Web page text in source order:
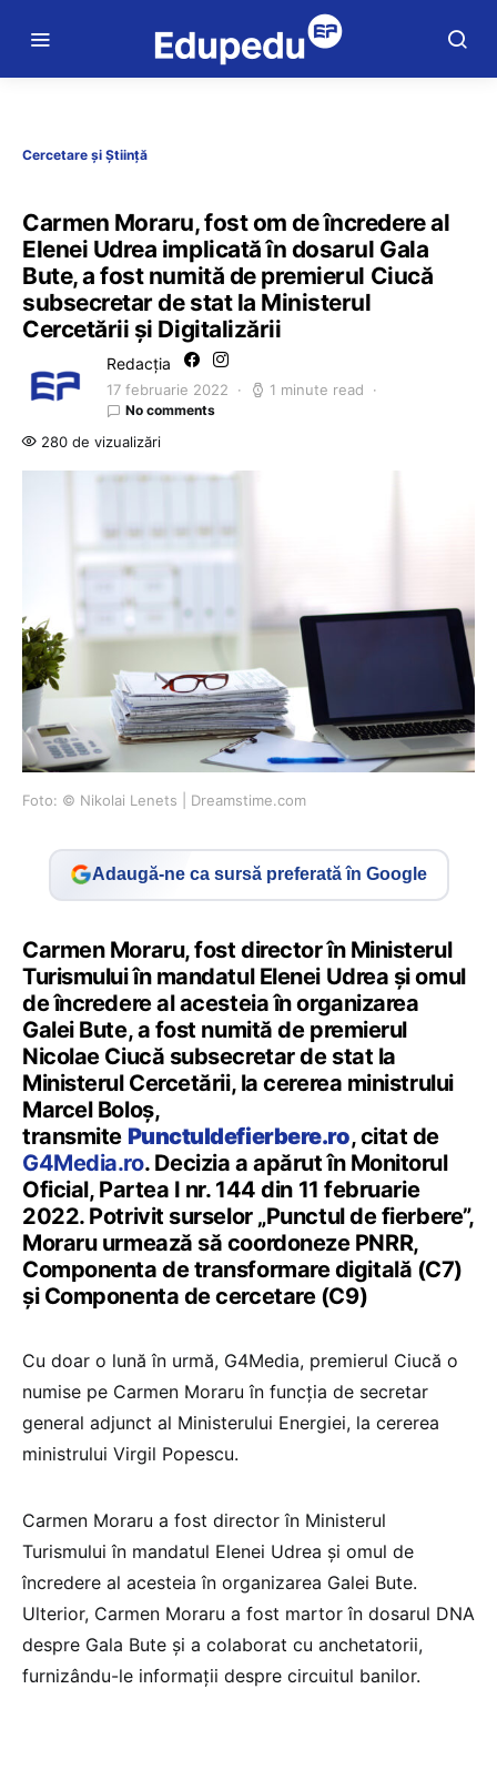
Cercetare și Știință
Carmen Moraru, fost om de încredere al
Elenei Udrea implicată în dosarul Gala
Bute, a fost numită de premierul Ciucă
subsecretar de stat la Ministerul
Cercetării și Digitalizării
Redacția
17 februarie 2022 1 minute read
No comments
280 de vizualizări
Foto: © Nikolai Lenets | Dreamstime.com
Adaugă-ne ca sursă preferată în Google
Carmen Moraru, fost director în Ministerul
Turismului în mandatul Elenei Udrea și omul
de încredere al acesteia în organizarea
Galei Bute, a fost numită de premierul
Nicolae Ciucă subsecretar de stat la
Ministerul Cercetării, la cererea ministrului
Marcel Boloș,
transmite Punctuldefierbere.ro, citat de
G4Media.ro. Decizia a apărut în Monitorul
Oficial, Partea I nr. 144 din 11 februarie
2022. Potrivit surselor „Punctul de fierbere”,
Moraru urmează să coordoneze PNRR,
Componenta de transformare digitală (C7)
și Componenta de cercetare (C9)
Cu doar o lună în urmă, G4Media, premierul Ciucă o
numise pe Carmen Moraru în funcția de secretar
general adjunct al Ministerului Energiei, la cererea
ministrului Virgil Popescu.
Carmen Moraru a fost director în Ministerul
Turismului în mandatul Elenei Udrea și omul de
încredere al acesteia în organizarea Galei Bute.
Ulterior, Carmen Moraru a fost martor în dosarul DNA
despre Gala Bute și a colaborat cu anchetatorii,
furnizându-le informații despre circuitul banilor.